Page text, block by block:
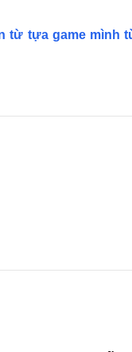
từ tựa game mình